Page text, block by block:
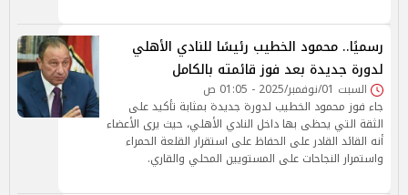
رسميًا.. محمود الخطيب رئيسًا للنادي الأهلي
لدورة جديدة بعد فوز قائمته بالكامل
السبت 01/نوفمبر/2025 - 01:05 ص
جاء فوز محمود الخطيب لدورة جديدة بمثابة تأكيد على
الثقة التي يحظى بها داخل النادي الأهلي، حيث يرى الأعضاء
أنه القائد القادر على الحفاظ على استقرار القلعة الحمراء
واستمرار النجاحات على المستويين المحلي والقاري.